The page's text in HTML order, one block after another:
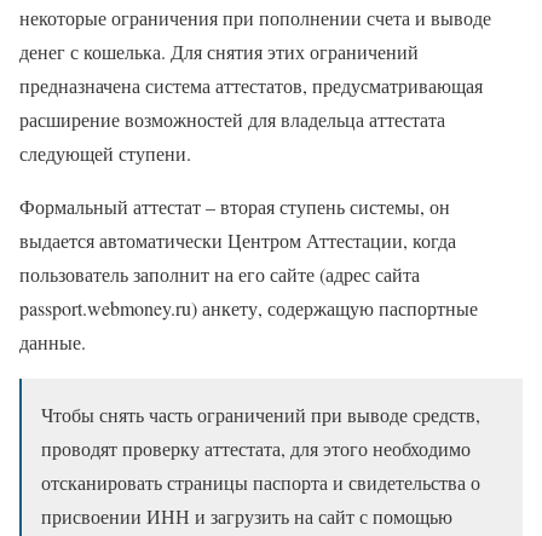
некоторые ограничения при пополнении счета и выводе
денег с кошелька. Для снятия этих ограничений
предназначена система аттестатов, предусматривающая
расширение возможностей для владельца аттестата
следующей ступени.
Формальный аттестат – вторая ступень системы, он
выдается автоматически Центром Аттестации, когда
пользователь заполнит на его сайте (адрес сайта
passport.webmoney.ru) анкету, содержащую паспортные
данные.
Чтобы снять часть ограничений при выводе средств,
проводят проверку аттестата, для этого необходимо
отсканировать страницы паспорта и свидетельства о
присвоении ИНН и загрузить на сайт с помощью